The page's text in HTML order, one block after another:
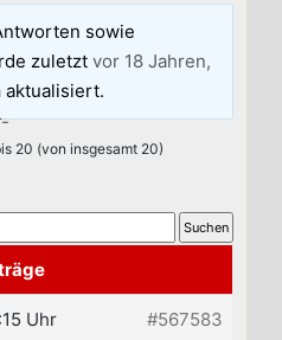
sowie
zuletztvor 18 Jahren,
aktualisiert.
20 (von insgesamt 20)
Uhr #567583